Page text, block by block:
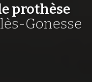
prothèse
Gonesse